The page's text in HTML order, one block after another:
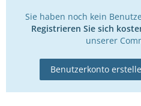
Sie haben noch kein
Registrieren Sie sich
unserer
Benutzerkonto